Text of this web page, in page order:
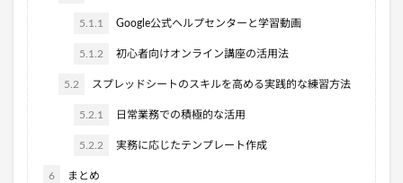
5.1.1 Google公式ヘルプセンターと学習動画
5.1.2 初心者向けオンライン講座の活用法
5.2 スプレッドシートのスキルを高める実践的な練習方法
5.2.1 日常業務での積極的な活用
5.2.2 実務に応じたテンプレート作成
6 まとめ